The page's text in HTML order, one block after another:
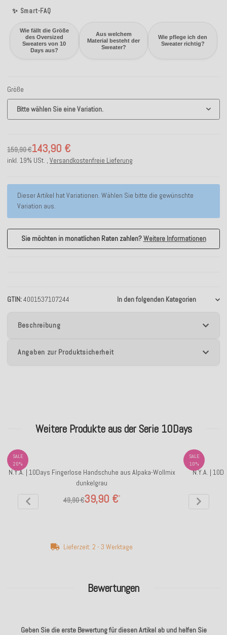
✨ Smart-FAQ
Wie fällt die Größe
des Oversized
Sweaters von 10
Days aus?
Aus welchem
Material besteht der
Sweater?
Wie pflege ich den
Sweater richtig?
GTIN 4001537107244 In den folgenden Kategorien
Größe
Bitte wählen Sie eine Variation.
143,90 €
159,90 €
inkl. 19% USt. , Versandkostenfreie Lieferung
xDieser Artikel hat Variationen. Wählen Sie bitte die gewünschte
Variation aus.
Sie möchten in monatlichen Raten zahlen?Weitere Informationen
Beschreibung
Angaben zur Produktsicherheit
Bewertungen
Geben Sie die erste Bewertung für diesen Artikel ab und helfen Sie
Weitere Produkte aus der Serie 10Days
SALE
20%
N.Y.A. | 10Days Fingerlose Handschuhe aus Alpaka-Wollmix
dunkelgrau
39,90 €*
49,90 €
Lieferzeit: 2 - 3 Werktage
SALE
10%
N.Y.A. |